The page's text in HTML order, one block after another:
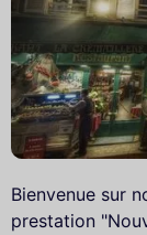
Bienvenue sur
prestation